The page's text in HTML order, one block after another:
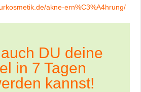
akne-ern%C3%A4hrung/
DU deine
in 7 Tagen
kannst!